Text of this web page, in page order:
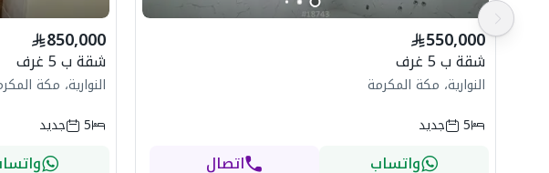
550,000
شقة ب 5 غرف
النوارية، مكة المكرمة
5
جديد
واتساب اتصال
850,000
شقة ب 5 غرف
النوارية، مكة
5
جديد